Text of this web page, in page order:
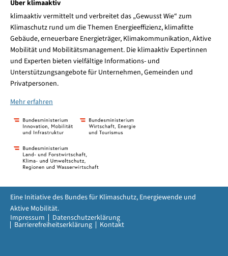
Über klimaaktiv
klimaaktiv vermittelt und verbreitet das „Gewusst Wie“ zum
Klimaschutz rund um die Themen Energieeffizienz, klimafitte
Gebäude, erneuerbare Energieträger, Klimakommunikation, Aktive
Mobilität und Mobilitätsmanagement. Die klimaaktiv Expertinnen
und Experten bieten vielfältige Informations- und
Unterstützungsangebote für Unternehmen, Gemeinden und
Privatpersonen.
Mehr erfahren
Impressum Datenschutzerklärung
Barrierefreiheitserklärung Kontakt
Eine Initiative des Bundes für Klimaschutz, Energiewende und
Aktive Mobilität.